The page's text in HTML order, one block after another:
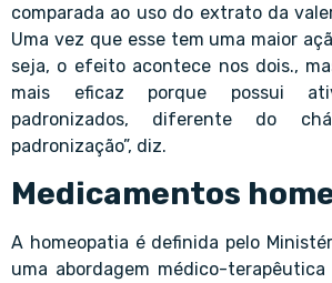
comparada ao uso do extrato da
Uma vez que esse tem uma maior
seja, o efeito acontece nos dois.,
mais eficaz porque possui
padronizados, diferente do
padronização”, diz.
Medicamentos
A homeopatia é definida pelo
uma abordagem médico-